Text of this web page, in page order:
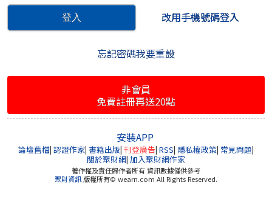
登入 改用手機號碼登入
忘記密碼我要重設
非會員
免費註冊再送20點
安裝APP
論壇舊檔| 認證作家| 書籍出版| 刊登廣告| RSS| 隱私權政策| 常見問題|
關於聚財網| 加入聚財網作家
著作權及責任歸作者所有 資訊數據僅供參考
聚財資訊版權所有© wearn.com All Rights Reserved.